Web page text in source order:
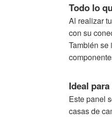
Todo lo
Al realizar
con su
También se
Ideal
Este panel
casas de